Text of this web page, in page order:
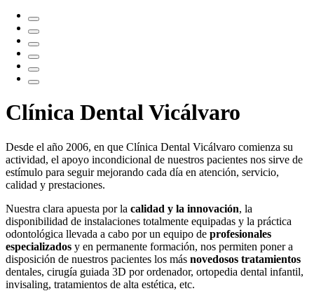
Clínica Dental Vicálvaro
Desde el año 2006, en que Clínica Dental Vicálvaro comienza su
actividad, el apoyo incondicional de nuestros pacientes nos sirve de
estímulo para seguir mejorando cada día en atención, servicio,
calidad y prestaciones.
Nuestra clara apuesta por la calidad y la innovación, la
disponibilidad de instalaciones totalmente equipadas y la práctica
odontológica llevada a cabo por un equipo de profesionales
especializados y en permanente formación, nos permiten poner a
disposición de nuestros pacientes los más novedosos tratamientos
dentales, cirugía guiada 3D por ordenador, ortopedia dental infantil,
invisaling, tratamientos de alta estética, etc.